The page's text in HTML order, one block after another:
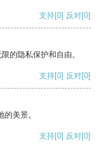
支持[0] 反对[0]
的隐私保护和自由。
支持[0] 反对[0]
美景。
支持[0] 反对[0]